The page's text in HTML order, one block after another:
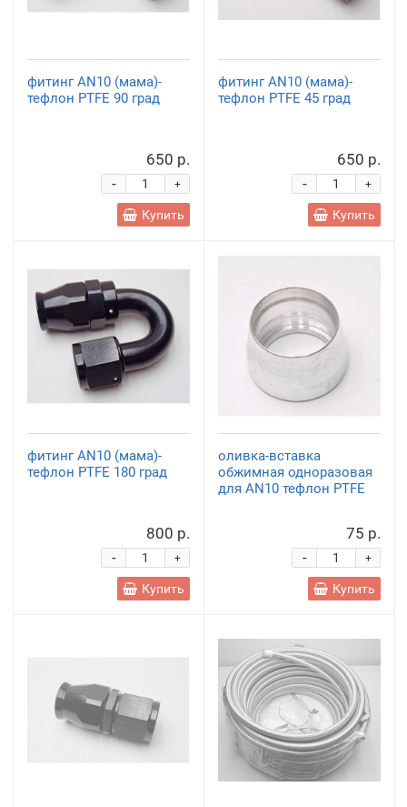
фитинг AN10 (мама)-
тефлон PTFE 90 град
650 р.
+
-
Купить
фитинг AN10 (мама)-
тефлон PTFE 45 град
650 р.
+
-
Купить
фитинг AN10 (мама)-
тефлон PTFE 180 град
800 р.
+
-
Купить
оливка-вставка
обжимная одноразовая
для AN10 тефлон PTFE
75 р.
+
-
Купить